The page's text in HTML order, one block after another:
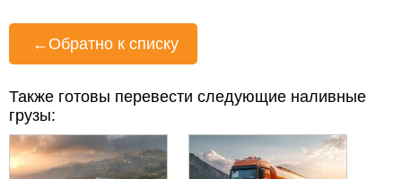
← Обратно к списку
Также готовы перевести следующие наливные
грузы: